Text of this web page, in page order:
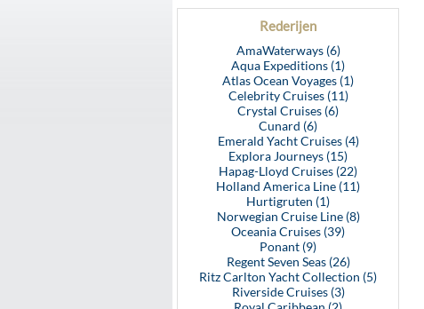
Rederijen
AmaWaterways (6)
Aqua Expeditions (1)
Atlas Ocean Voyages (1)
Celebrity Cruises (11)
Crystal Cruises (6)
Cunard (6)
Emerald Yacht Cruises (4)
Explora Journeys (15)
Hapag-Lloyd Cruises (22)
Holland America Line (11)
Hurtigruten (1)
Norwegian Cruise Line (8)
Oceania Cruises (39)
Ponant (9)
Regent Seven Seas (26)
Ritz Carlton Yacht Collection (5)
Riverside Cruises (3)